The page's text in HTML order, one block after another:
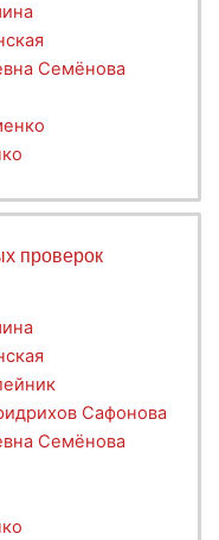
Семёнова
проверок
Сафонова
Семёнова